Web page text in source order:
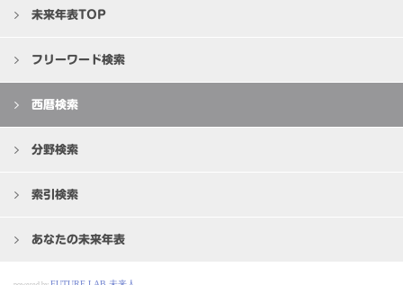
未来年表TOP
フリーワード検索
西暦検索
分野検索
索引検索
あなたの未来年表